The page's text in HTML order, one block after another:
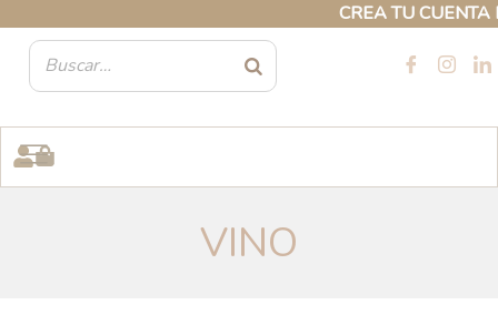
CREA TU CUENTA
contenido
VINO